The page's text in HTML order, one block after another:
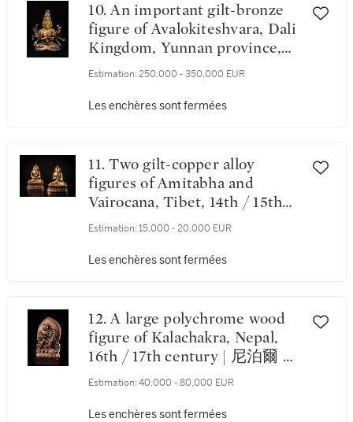
10. An important gilt-bronze
figure of Avalokiteshvara, Dali
Kingdom, Yunnan province,
11th / 12th century | 十一 / 十
菩薩坐像
Estimation: 250,000 - 350,000 EUR
Les enchères sont fermées
11. Two gilt-copper alloy
figures of Amitabha and
Vairocana, Tibet, 14th / 15th
century | 十四 / 十五世紀 藏傳
來佛坐像 一組兩件
Estimation: 15,000 - 20,000 EUR
Les enchères sont fermées
12. A large polychrome wood
figure of Kalachakra, Nepal,
16th / 17th century | 尼泊爾 十
六 / 十七世紀 木加彩時輪金剛
Estimation: 40,000 - 80,000 EUR
Les enchères sont fermées